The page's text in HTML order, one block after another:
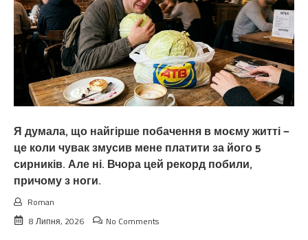
Я думала, що найгірше побачення в моєму житті —
це коли чувак змусив мене платити за його 5
сирників. Але ні. Вчора цей рекорд побили,
причому з ноги.
Roman
8 Липня, 2026
No Comments